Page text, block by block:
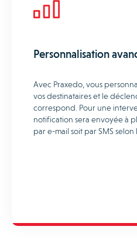
Personnalisation
Avec Praxedo, vous
vos destinataires et le
correspond. Pour une
notification sera envoyée à
par e-mail soit par SMS